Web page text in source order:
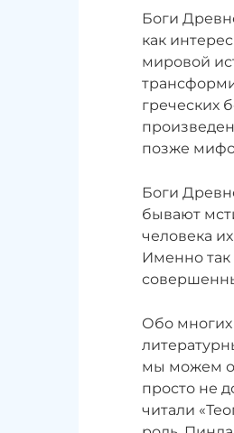
Боги
как
мировой
греческих
позже
Боги
бывают
человека
Именно так
Обо
мы можем
просто не
читали